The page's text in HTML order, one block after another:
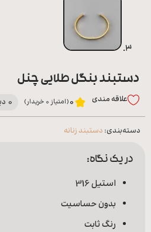
دستبند بنگل طلایی چنل
علاقه‌ مندی 0(امتیاز 0 خریدار) 0 دیدگاه
دسته‌بندی: دستبند زنانه
در یک نگاه:
استیل 316
بدون حساسیت
رنگ ثابت